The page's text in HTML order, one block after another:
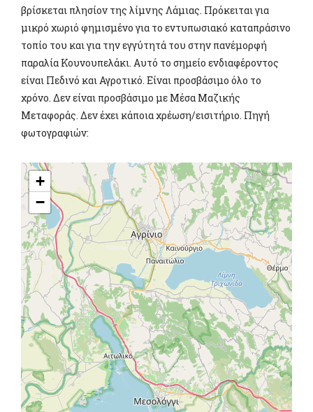
βρίσκεται πλησίον της λίμνης Λάμιας. Πρόκειται για
μικρό χωριό φημισμένο για το εντυπωσιακό καταπράσινο
τοπίο του και για την εγγύτητά του στην πανέμορφή
παραλία Κουνουπελάκι. Αυτό το σημείο ενδιαφέροντος
είναι Πεδινό και Αγροτικό. Είναι προσβάσιμο όλο το
χρόνο. Δεν είναι προσβάσιμο με Μέσα Μαζικής
Μεταφοράς. Δεν έχει κάποια χρέωση/εισιτήριο. Πηγή
φωτογραφιών:
+
−